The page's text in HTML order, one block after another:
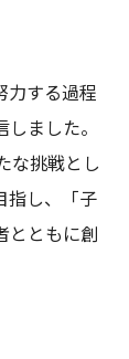
力する過程
ました。
な挑戦とし
指し、「子
とともに創